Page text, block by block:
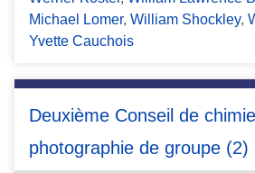
Michael Lomer, William Shockley,
Yvette Cauchois
Deuxième Conseil de
photographie de groupe (2)